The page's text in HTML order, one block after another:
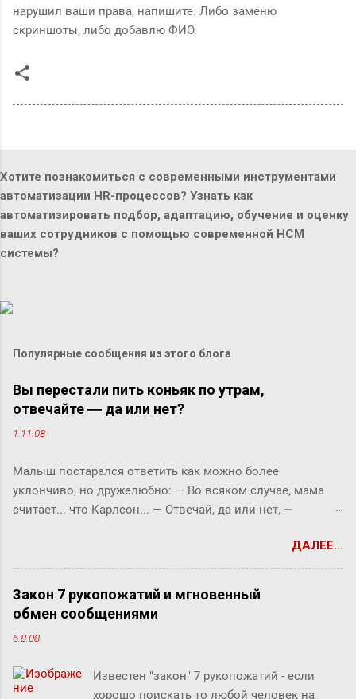
нарушил ваши права, напишите. Либо заменю
скриншоты, либо добавлю ФИО.
Хотите познакомиться с современными инструментами
автоматизации HR-процессов? Узнать как
автоматизировать подбор, адаптацию, обучение и оценку
ваших сотрудников с помощью современной HCM
системы?
Популярные сообщения из этого блога
Вы перестали пить коньяк по утрам,
отвечайте ― да или нет?
1.11.08
Малыш постарался ответить как можно более
уклончиво, но дружелюбно: ― Во всяком случае, мама
считает... что Карлсон... ― Отвечай, да или нет, ―
Карлсон должен у нас обедать? ― Во всяком случае, она
хотела... ― снова попытался уйти от прямого ответа
Малыш, но фрекен Бок прервала его жестким окриком: ―
Я сказала, отвечай ― да или нет! На простой вопрос
всегда можно ответить «да» или «нет», по-моему, это не
трудно. ― Представь себе, трудно, ― вмешался Карлсон.
убедишься. Вот, слушай! Ты перестала пить коньяк по
ДАЛЕЕ...
Закон 7 рукопожатий и мгновенный
обмен сообщениями
6.8.08
Известен "закон" 7 рукопожатий - если
хорошо поискать то любой человек на